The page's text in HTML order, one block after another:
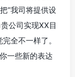
“我司将提供设
公司实现XX目
全不一样了。
一些新的表达